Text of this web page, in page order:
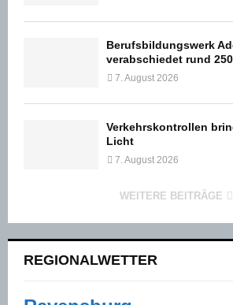
Berufsbildungswerk
verabschiedet rund
7. August 2026
Verkehrskontrollen
Licht
7. August 2026
WEITERE BEITRÄGE
REGIONALWETTER